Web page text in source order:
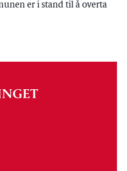
er i stand til å overta